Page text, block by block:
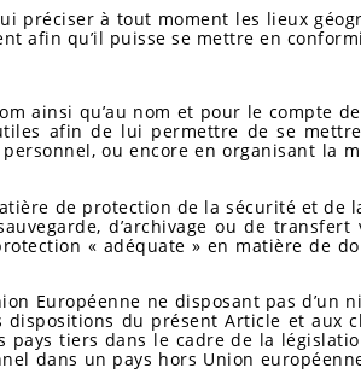
préciser à tout moment les lieux
afin qu’il puisse se mettre en
ainsi qu’au nom et pour le compte
afin de lui permettre de se
ou encore en organisant la
de protection de la sécurité et
d’archivage ou de
« adéquate » en matière de
Européenne ne disposant pas d’un
dispositions du présent Article et
tiers dans le cadre de la
dans un pays hors Union